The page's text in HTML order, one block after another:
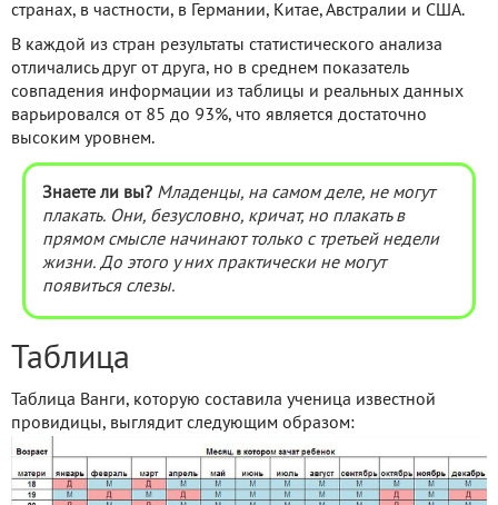
странах, в частности, в Германии, Китае, Австралии и США.
В каждой из стран результаты статистического анализа
отличались друг от друга, но в среднем показатель
совпадения информации из таблицы и реальных данных
варьировался от 85 до 93%, что является достаточно
высоким уровнем.
Знаете ли вы? Младенцы, на самом деле, не могут
плакать. Они, безусловно, кричат, но плакать в
прямом смысле начинают только с третьей недели
жизни. До этого у них практически не могут
появиться слезы.
Таблица
Таблица Ванги, которую составила ученица известной
провидицы, выглядит следующим образом: